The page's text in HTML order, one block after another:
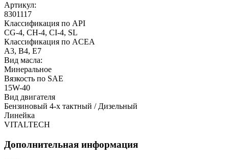
Артикул:
8301117
Классификация по API
CG-4, CH-4, CI-4, SL
Классификация по ACEA
A3, B4, E7
Вид масла:
Минеральное
Вязкость по SAE
15W-40
Вид двигателя
Бензиновый 4-х тактный / Дизельный
Линейка
VITALTECH
Дополнительная информация